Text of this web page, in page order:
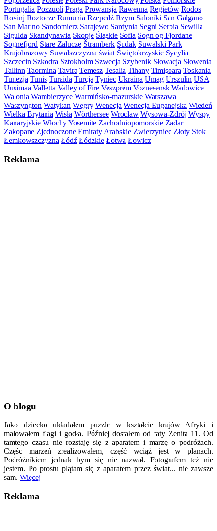
Portugalia Pozzuoli Praga Prowansja Rawenna Regietów Rodos
Rovinj Roztocze Rumunia Rzepedź Rzym Saloniki San Galgano
San Marino Sandomierz Sarajewo Sardynia Segni Serbia Sewilla
Sigulda Skandynawia Skopje Śląskie Sofia Sogn og Fjordane
Sognefjord Stare Załucze Štramberk Sudak Suwalski Park
Krajobrazowy Suwalszczyzna świat Świętokrzyskie Sycylia
Szczecin Szkodra Sztokholm Szwecja Szybenik Słowacja Słowenia
Tallinn Taormina Tavira Temesz Tesalia Tihany Timişoara Toskania
Tunezja Tunis Turaida Turcja Tyniec Ukraina Umag Urszulin USA
Uusimaa Valletta Valley of Fire Veszprém Voznesensk Wadowice
Walonia Wambierzyce Warmińsko-mazurskie Warszawa
Waszyngton Watykan Węgry Wenecja Wenecja Euganejska Wiedeń
Wielka Brytania Wisła Wörthersee Wrocław Wysowa-Zdrój Wyspy
Kanaryjskie WłochyYosemite Zachodniopomorskie Zadar
Zakopane Zjednoczone Emiraty Arabskie Zwierzyniec Złoty Stok
Łemkowszczyzna Łódź Łódzkie Łotwa Łowicz
Reklama
O blogu
Jako dziecko układałem puzzle w kształcie krajów Afryki i
malowałem flagi i godła. Później dostałem od taty Zenita 11. Od
tamtego czasu nie rozstaję się z aparatem i marzę o podróżach.
Częśc marzeń zrealizowałem, część wciąż jest w planach.
Podróżnikiem jednak bym się nie nazwał. Fotografem też nie
jestem. Po prostu plątam się z aparatem przez świat... nie zawsze
sam. Więcej
Reklama